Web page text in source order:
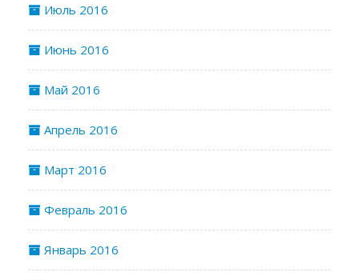
Июль 2016
Июнь 2016
Май 2016
Апрель 2016
Март 2016
Февраль 2016
Январь 2016